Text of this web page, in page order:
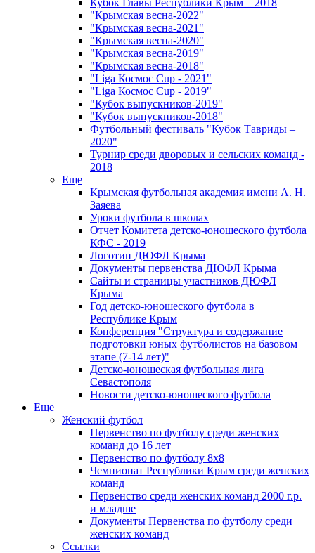
Кубок Главы Республики Крым – 2018
"Крымская весна-2022"
"Крымская весна-2021"
"Крымская весна-2020"
"Крымская весна-2019"
"Крымская весна-2018"
"Liga Космос Cup - 2021"
"Liga Космос Cup - 2019"
"Кубок выпускников-2019"
"Кубок выпускников-2018"
Футбольный фестиваль "Кубок Тавриды –
2020"
Турнир среди дворовых и сельских команд -
2018
Еще
Крымская футбольная академия имени А. Н.
Заяева
Уроки футбола в школах
Отчет Комитета детско-юношеского футбола
КФС - 2019
Логотип ДЮФЛ Крыма
Документы первенства ДЮФЛ Крыма
Сайты и страницы участников ДЮФЛ
Крыма
Год детско-юношеского футбола в
Республике Крым
Конференция "Структура и содержание
подготовки юных футболистов на базовом
этапе (7-14 лет)"
Детско-юношеская футбольная лига
Севастополя
Новости детско-юношеского футбола
Еще
Женский футбол
Первенство по футболу среди женских
команд до 16 лет
Первенство по футболу 8х8
Чемпионат Республики Крым среди женских
команд
Первенство среди женских команд 2000 г.р.
и младше
Документы Первенства по футболу среди
женских команд
Ссылки